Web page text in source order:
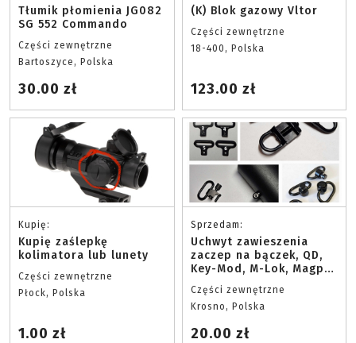
Tłumik płomienia JG082
SG 552 Commando
Części zewnętrzne
Bartoszyce, Polska
30.00 zł
(K) Blok gazowy Vltor
Części zewnętrzne
18-400, Polska
123.00 zł
Kupię:
Kupię zaślepkę
kolimatora lub lunety
Części zewnętrzne
Płock, Polska
1.00 zł
Sprzedam:
Uchwyt zawieszenia
zaczep na bączek, QD,
Key-Mod, M-Lok, Magpul
RAS
Części zewnętrzne
Krosno, Polska
20.00 zł